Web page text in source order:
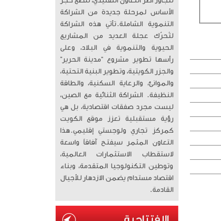
الأساس لمرحلة جديدة من الشراكة
التنموية الشاملة. ​تأتي هذه الشراكة
لتُحرّك عجلة العديد من المشاريع
الحيوية والتنموية في البلاد، وعلى
رأسها تطوير مشروع “مدينة الحرير”
والجزر الكويتية، وتطوير البنية التحتية،
والموانئ، والرعاية السكنية، والطاقة
النظيفة. الشراكة الثنائية مع الصين،
ليست مجرد صفقات اقتصادية، بل هي
رؤية مستقبلية تعزز موقع الكويت
كمركز تجاري ولوجستي إقليمي. ​هذا
التعاون المثمر سيفتح آفاقاً واسعة
لاستقطاب الاستثمارات العالمية،
وتوطين التكنولوجيا المتقدمة، وبناء
اقتصاد مستدام يضمن الازدهار للأجيال
القادمة.